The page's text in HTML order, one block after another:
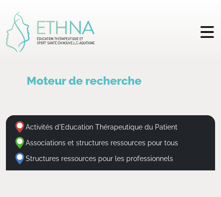
Moteur de recherche
Activités d'Education Thérapeutique du Patient
Associations et structures ressources pour tous
Structures ressources pour les professionnels